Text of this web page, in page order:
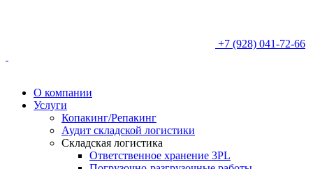
+7 (928) 041-72-66
О компании
Услуги
Копакинг/Репакинг
Аудит складской логистики
Складская логистика
Ответственное хранение 3PL